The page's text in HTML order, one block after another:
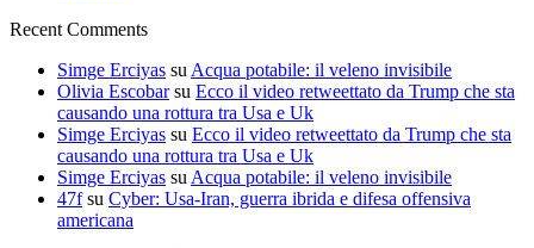
Recent Comments
Simge Erciyas su Acqua potabile: il veleno invisibile
Olivia Escobarsu Ecco il video retweettato da Trump che sta
causando una rottura tra Usa e Uk
Simge Erciyas su Ecco il video retweettato da Trump che sta
causando una rottura tra Usa e Uk
Simge Erciyas su Acqua potabile: il veleno invisibile
47fsu Cyber: Usa-Iran, guerra ibrida e difesa offensiva
americana